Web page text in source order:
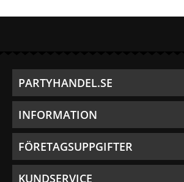
PARTYHANDEL.SE
INFORMATION
FÖRETAGSUPPGIFTER
KUNDSERVICE